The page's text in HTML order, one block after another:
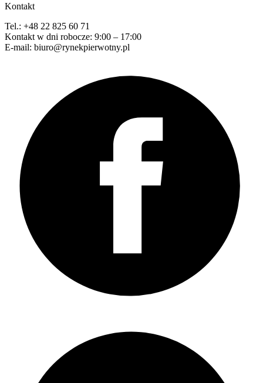
Kontakt
Tel.: +48 22 825 60 71
Kontakt w dni robocze: 9:00 – 17:00
E-mail: biuro@rynekpierwotny.pl